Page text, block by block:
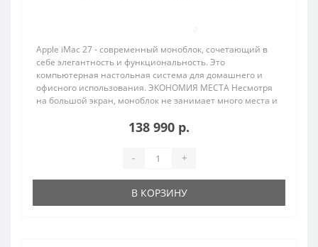
Apple iMac 27 - современный моноблок, сочетающий в
себе элегантность и функциональность. Это
компьютерная настольная система для домашнего и
офисного использования. ЭКОНОМИЯ МЕСТА Несмотря
на большой экран, моноблок не занимает много места и
138 990 р.
- +
В КОРЗИНУ